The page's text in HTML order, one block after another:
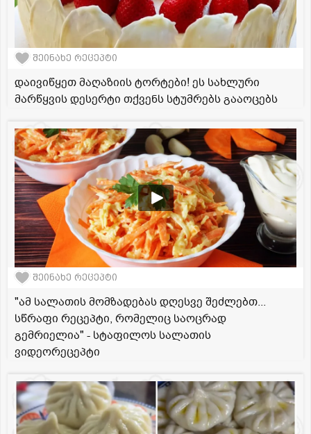
შეინახე რეცეპტი
დაივიწყეთ მაღაზიის ტორტები! ეს სახლური
მარწყვის დესერტი თქვენს სტუმრებს გააოცებს
შეინახე რეცეპტი
"ამ სალათის მომზადებას დღესვე შეძლებთ...
სწრაფი რეცეპტი, რომელიც საოცრად
გემრიელია" - სტაფილოს სალათის
ვიდეორეცეპტი